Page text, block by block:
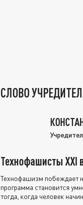
СЛОВО
Технофашисты XXI
Технофашизм побеждает
программа становится
тогда, когда человек